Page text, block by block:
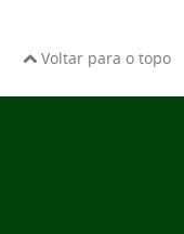
Voltar para o topo